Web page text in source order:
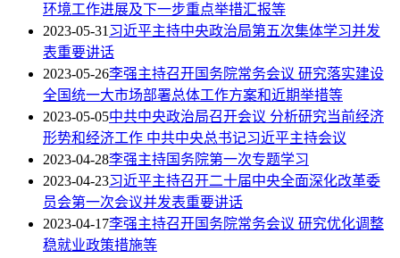
环境工作进展及下一步重点举措汇报等
2023-05-31习近平主持中央政治局第五次集体学习并发
表重要讲话
2023-05-26李强主持召开国务院常务会议 研究落实建设
全国统一大市场部署总体工作方案和近期举措等
2023-05-05中共中央政治局召开会议 分析研究当前经济
形势和经济工作 中共中央总书记习近平主持会议
2023-04-28李强主持国务院第一次专题学习
2023-04-23习近平主持召开二十届中央全面深化改革委
员会第一次会议并发表重要讲话
2023-04-17李强主持召开国务院常务会议 研究优化调整
稳就业政策措施等